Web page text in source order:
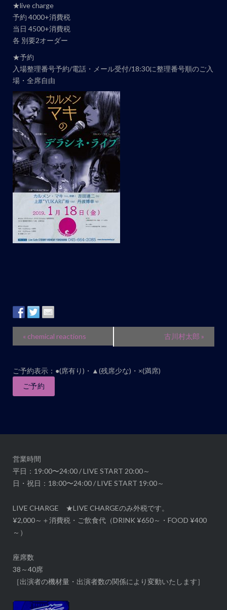
シ
ョ
ン
★live charge
予約 4000+消費税
当日 4500+消費税
各 別要2オーダー
★予約
入場整理番号予約/電話・メール受付/18:30に整理番号順のご入
場・全席自由
ベ
ト
ョ
ン
« chemical reactions 古川村太郎 »
ご予約表示：●(席有り)・▲(残席少な)・×(満席)
ご予約
営業時間
平日：19:00〜24:00 / LIVE START 20:00～
日・祝日：18:00〜24:00 / LIVE START 19:00～
LIVE CHARGE ★LIVE CHARGEのみ外税です。
¥2,000～＋消費税・ご飲食代（DRINK ¥650～・FOOD ¥400
～）
座席数
38～40席
［出演者の機材量・出演者数の関係により変動いたします］